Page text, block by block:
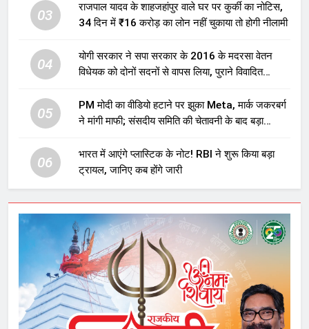
03
राजपाल यादव के शाहजहांपुर वाले घर पर कुर्की का नोटिस,
34 दिन में ₹16 करोड़ का लोन नहीं चुकाया तो होगी नीलामी
04
योगी सरकार ने सपा सरकार के 2016 के मदरसा वेतन
विधेयक को दोनों सदनों से वापस लिया, पुराने विवादित
05
PM मोदी का वीडियो हटाने पर झुका Meta, मार्क जकरबर्ग
ने मांगी माफी; संसदीय समिति की चेतावनी के बाद बड़ा
06
भारत में आएंगे प्लास्टिक के नोट! RBI ने शुरू किया बड़ा
ट्रायल, जानिए कब होंगे जारी